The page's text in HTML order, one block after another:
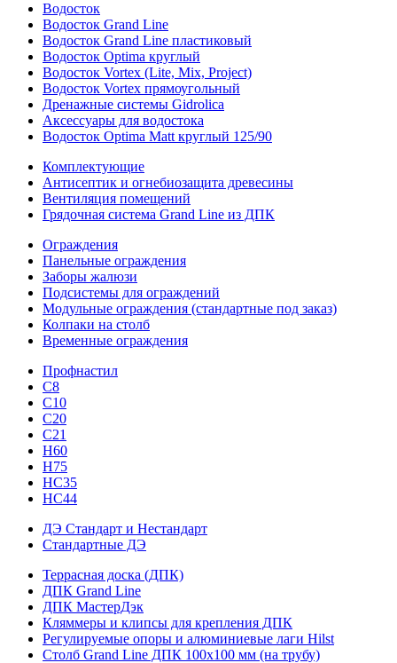
Водосток
Водосток Grand Line
Водосток Grand Line пластиковый
Водосток Optima круглый
Водосток Vortex (Lite, Mix, Project)
Водосток Vortex прямоугольный
Дренажные системы Gidrolica
Аксессуары для водостока
Водосток Optima Matt круглый 125/90
Комплектующие
Антисептик и огнебиозащита древесины
Вентиляция помещений
Грядочная система Grand Line из ДПК
Ограждения
Панельные ограждения
Заборы жалюзи
Подсистемы для ограждений
Модульные ограждения (стандартные под заказ)
Колпаки на столб
Временные ограждения
Профнастил
С8
С10
С20
С21
H60
H75
HС35
НС44
ДЭ Стандарт и Нестандарт
Стандартные ДЭ
Террасная доска (ДПК)
ДПК Grand Line
ДПК МастерДэк
Кляммеры и клипсы для крепления ДПК
Регулируемые опоры и алюминиевые лаги Hilst
Столб Grand Line ДПК 100х100 мм (на трубу)